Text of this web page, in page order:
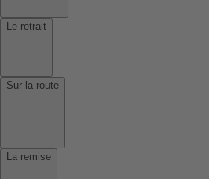
Le retrait
Sur la route
La remise